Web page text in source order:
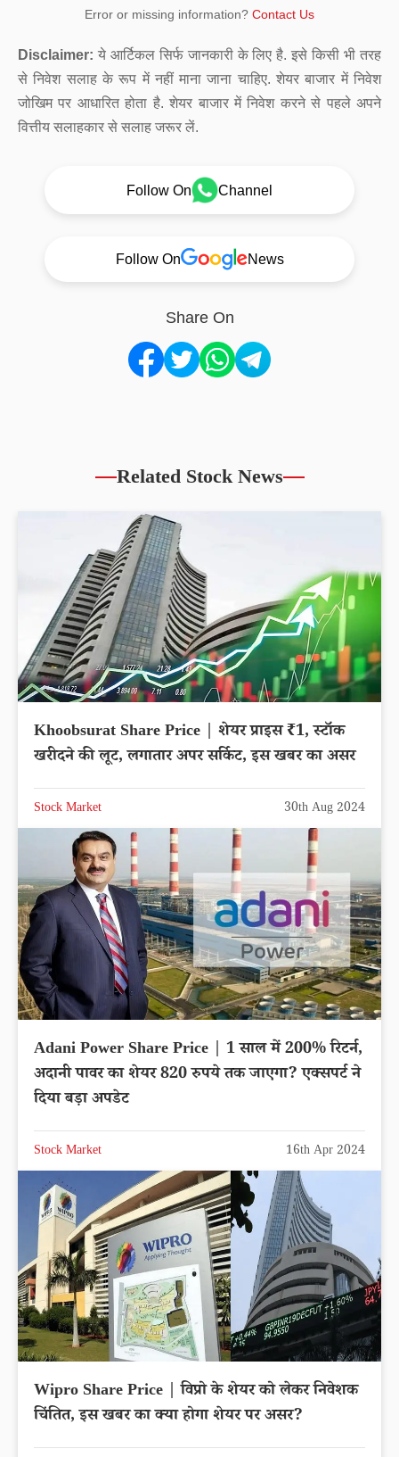
Error or missing information? Contact Us
Disclaimer: ये आर्टिकल सिर्फ जानकारी के लिए है. इसे किसी भी तरह
से निवेश सलाह के रूप में नहीं माना जाना चाहिए. शेयर बाजार में निवेश
जोखिम पर आधारित होता है. शेयर बाजार में निवेश करने से पहले अपने
वित्तीय सलाहकार से सलाह जरूर लें.
Follow On Channel
Follow On News
Share On
Related Stock News
Khoobsurat Share Price | शेयर प्राइस ₹1, स्टॉक
खरीदने की लूट, लगातार अपर सर्किट, इस खबर का असर
Stock Market 30th Aug 2024
Adani Power Share Price | 1 साल में 200% रिटर्न,
अदानी पावर का शेयर 820 रुपये तक जाएगा? एक्सपर्ट ने
दिया बड़ा अपडेट
Stock Market 16th Apr 2024
Wipro Share Price | विप्रो के शेयर को लेकर निवेशक
चिंतित, इस खबर का क्या होगा शेयर पर असर?